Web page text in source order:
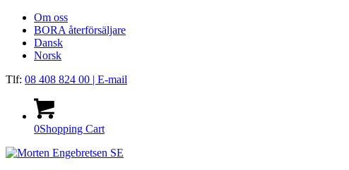
Om oss
BORA återförsäljare
Dansk
Norsk
Tlf: 08 408 824 00 | E-mail
0Shopping Cart